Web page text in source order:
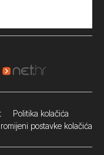
Politika kolačića
postavke kolačića